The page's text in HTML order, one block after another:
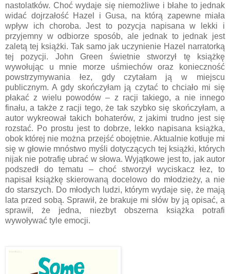
nastolatków. Choć wydaje się niemożliwe i błahe to jednak
widać dojrzałość Hazel i Gusa, na którą zapewne miała
wpływ ich choroba. Jest to pozycja napisana w lekki i
przyjemny w odbiorze sposób, ale jednak to jednak jest
zaletą tej książki. Tak samo jak uczynienie Hazel narratorką
tej pozycji. John Green świetnie stworzył tę książkę
wywołując u mnie morze uśmiechów oraz konieczność
powstrzymywania łez, gdy czytałam ją w miejscu
publicznym. A gdy skończyłam ją czytać to chciało mi się
płakać z wielu powodów – z racji takiego, a nie innego
finału, a także z racji tego, że tak szybko się skończyłam, a
autor wykreował takich bohaterów, z jakimi trudno jest się
rozstać. Po prostu jest to dobrze, lekko napisana książka,
obok której nie można przejść obojętnie. Aktualnie kotłuje mi
się w głowie mnóstwo myśli dotyczących tej książki, których
nijak nie potrafię ubrać w słowa. Wyjątkowe jest to, jak autor
podszedł do tematu – choć stworzył wyciskacz łez, to
napisał książkę skierowaną docelowo do młodzieży, a nie
do starszych. Do młodych ludzi, którym wydaje się, że mają
lata przed sobą. Sprawił, że brakuje mi słów by ją opisać, a
sprawił, że jedna, niezbyt obszerna książka potrafi
wywoływać tyle emocji.